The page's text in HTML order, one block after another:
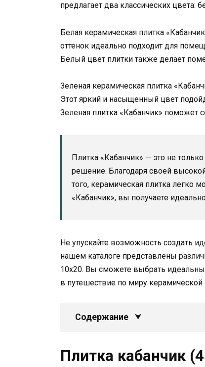
предлагает два классических цвета:
Белая керамическая плитка
оттенок идеально подходит для
Белый цвет плитки также делает
Зеленая керамическая плитка
Этот яркий и насыщенный цвет
Зеленая плитка «Кабанчик» поможет
Плитка «Кабанчик» — это не
решение. Благодаря своей
того, керамическая плитка легко
«Кабанчик», вы получаете
Не упускайте возможность создать
нашем каталоге представлены
10х20. Вы сможете выбрать
в путешествие по миру керамической
Содержание
Плитка кабанчик